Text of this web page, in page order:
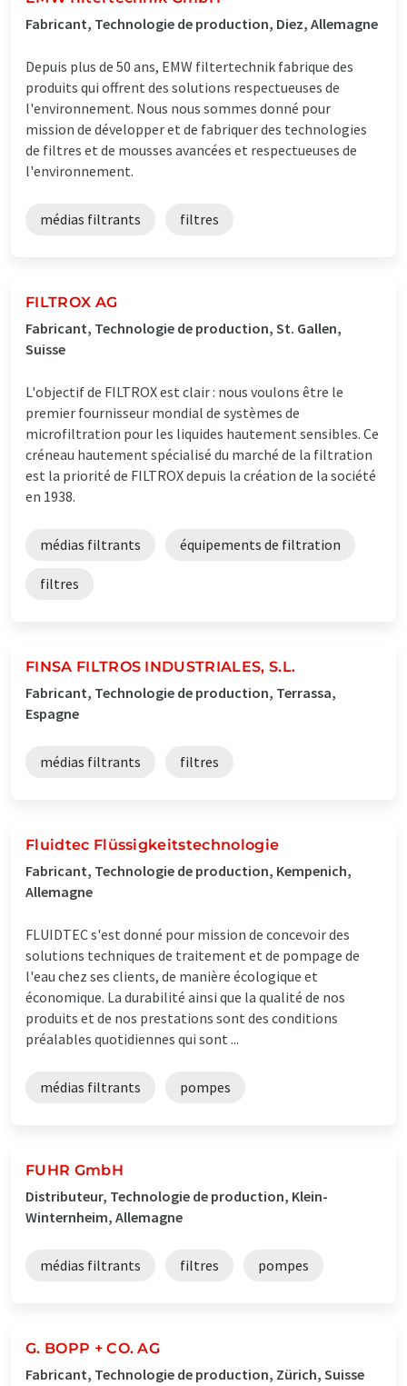
Fabricant, Technologie de production, Diez, Allemagne
Depuis plus de 50 ans, EMW filtertechnik fabrique des
produits qui offrent des solutions respectueuses de
l'environnement. Nous nous sommes donné pour
mission de développer et de fabriquer des technologies
de filtres et de mousses avancées et respectueuses de
l'environnement.
médias filtrants filtres
FILTROX AG
Fabricant, Technologie de production, St. Gallen,
Suisse
L'objectif de FILTROX est clair : nous voulons être le
premier fournisseur mondial de systèmes de
microfiltration pour les liquides hautement sensibles. Ce
créneau hautement spécialisé du marché de la filtration
est la priorité de FILTROX depuis la création de la société
en 1938.
médias filtrants équipements de filtration
filtres
FINSA FILTROS INDUSTRIALES, S.L.
Fabricant, Technologie de production, Terrassa,
Espagne
médias filtrants filtres
Fluidtec Flüssigkeitstechnologie
Fabricant, Technologie de production, Kempenich,
Allemagne
FLUIDTEC s'est donné pour mission de concevoir des
solutions techniques de traitement et de pompage de
l'eau chez ses clients, de manière écologique et
économique. La durabilité ainsi que la qualité de nos
produits et de nos prestations sont des conditions
préalables quotidiennes qui sont ...
médias filtrants pompes
FUHR GmbH
Distributeur, Technologie de production, Klein-
Winternheim, Allemagne
médias filtrants filtres pompes
G. BOPP + CO. AG
Fabricant, Technologie de production, Zürich, Suisse